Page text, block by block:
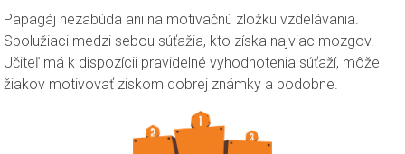
Papagáj nezabúda ani na motivačnú zložku vzdelávania.
Spolužiaci medzi sebou súťažia, kto získa najviac mozgov.
Učiteľ má k dispozícii pravidelné vyhodnotenia súťaží, môže
žiakov motivovať ziskom dobrej známky a podobne.